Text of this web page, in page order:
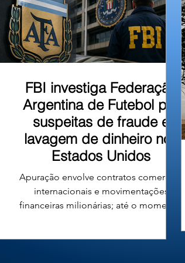
que tombou em um barranco às
FBI investiga Federação
Argentina de Futebol por
suspeitas de fraude e
lavagem de dinheiro nos
Estados Unidos
Apuração envolve contratos comerciais
internacionais e movimentações
financeiras milionárias; até o momento,
condenações contra a entidade ou seus